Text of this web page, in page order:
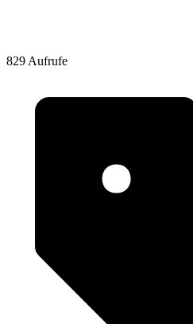
829 Aufrufe